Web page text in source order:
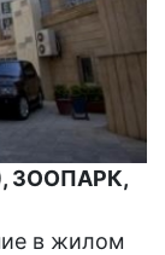
ЗООПАРК,
в жилом